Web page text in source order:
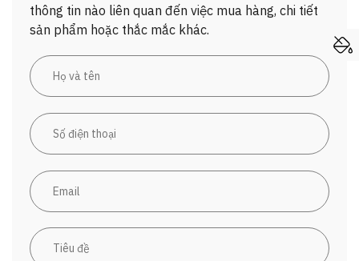
thông tin nào liên quan đến việc mua hàng, chi tiết
sản phẩm hoặc thắc mắc khác.